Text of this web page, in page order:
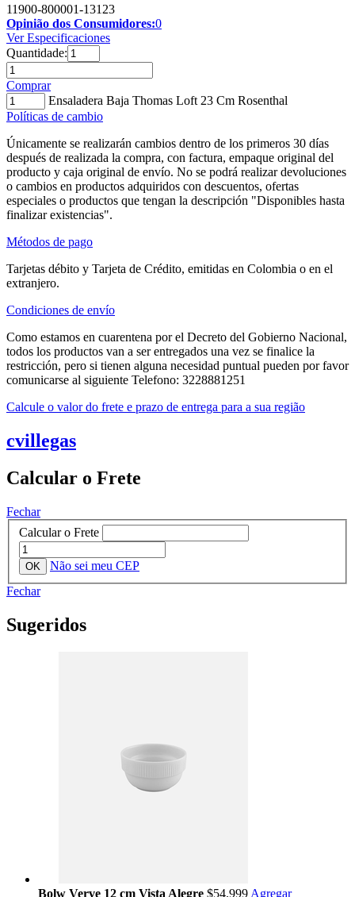
11900-800001-13123
Opinião dos Consumidores:0
Ver Especificaciones
Quantidade:
Comprar
Ensaladera Baja Thomas Loft 23 Cm Rosenthal
Políticas de cambio
Únicamente se realizarán cambios dentro de los primeros 30 días
después de realizada la compra, con factura, empaque original del
producto y caja original de envío. No se podrá realizar devoluciones
o cambios en productos adquiridos con descuentos, ofertas
especiales o productos que tengan la descripción "Disponibles hasta
finalizar existencias".
Métodos de pago
Tarjetas débito y Tarjeta de Crédito, emitidas en Colombia o en el
extranjero.
Condiciones de envío
Como estamos en cuarentena por el Decreto del Gobierno Nacional,
todos los productos van a ser entregados una vez se finalice la
restricción, pero si tienen alguna necesidad puntual pueden por favor
comunicarse al siguiente Telefono: 3228881251
Calcule o valor do frete e prazo de entrega para a sua região
cvillegas
Calcular o Frete
Fechar
Calcular o Frete
Não sei meu CEP
Fechar
Sugeridos
Bolw Verve 12 cm Vista Alegre $54.999 Agregar